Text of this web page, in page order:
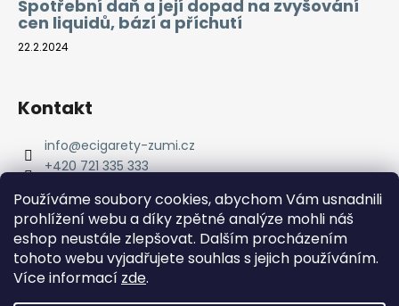
Používáme soubory cookies, abychom Vám usnadnili
prohlížení webu a díky zpětné analýze mohli náš
eshop neustále zlepšovat. Dalším procházením
tohoto webu vyjadřujete souhlas s jejich používáním.
Více informací zde.
Spotřební daň a její dopad na zvyšování
cen liquidů, bází a příchutí
22.2.2024
Kontakt
info@ecigarety-zumi.cz
+420 721 335 333